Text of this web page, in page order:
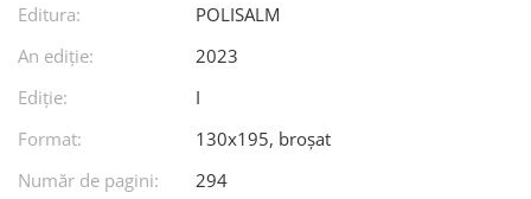
Editura:
POLISALM
An ediţie:
2023
Ediţie:
I
Format:
130x195, broșat
Număr de pagini:
294